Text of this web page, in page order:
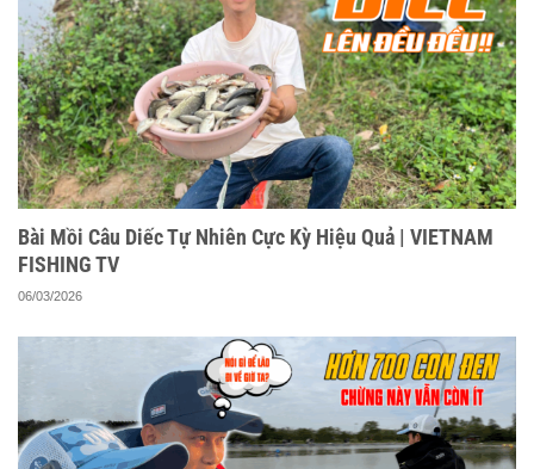
Bài Mồi Câu Diếc Tự Nhiên Cực Kỳ Hiệu Quả | VIETNAM
FISHING TV
06/03/2026